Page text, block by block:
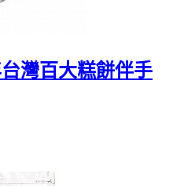
灣百大糕餅伴手